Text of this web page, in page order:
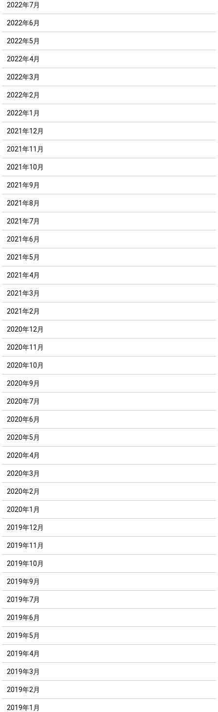
2022年7月
2022年6月
2022年5月
2022年4月
2022年3月
2022年2月
2022年1月
2021年12月
2021年11月
2021年10月
2021年9月
2021年8月
2021年7月
2021年6月
2021年5月
2021年4月
2021年3月
2021年2月
2020年12月
2020年11月
2020年10月
2020年9月
2020年7月
2020年6月
2020年5月
2020年4月
2020年3月
2020年2月
2020年1月
2019年12月
2019年11月
2019年10月
2019年9月
2019年7月
2019年6月
2019年5月
2019年4月
2019年3月
2019年2月
2019年1月